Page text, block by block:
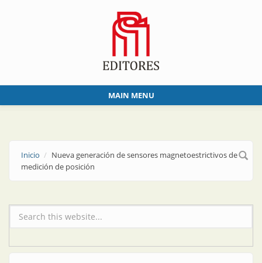
MAIN MENU
Inicio
Nueva generación de sensores magnetoestrictivos de
medición de posición
Formulario de búsqueda